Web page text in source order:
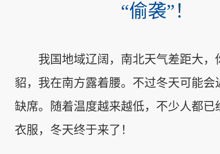
“偷袭”！
我国地域辽阔，南北天气差距大，
貂，我在南方露着腰。不过冬天可能会
缺席。随着温度越来越低，不少人都已
衣服，冬天终于来了！